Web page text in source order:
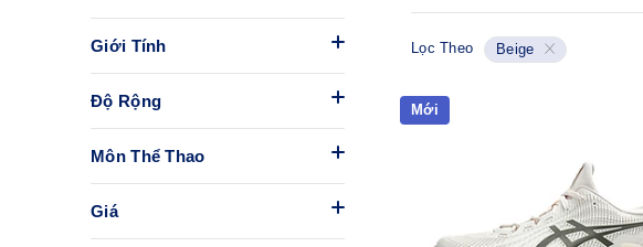
Giới Tính
Độ Rộng
Môn Thể Thao
Giá
Lọc Theo Beige
Mới